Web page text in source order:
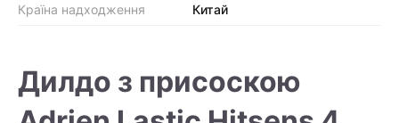
Країна надходження Китай
Дилдо з присоскою